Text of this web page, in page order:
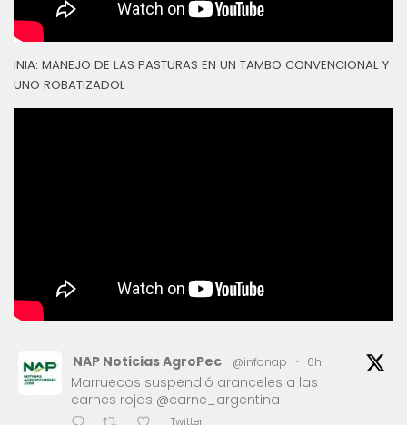
INIA: MANEJO DE LAS PASTURAS EN UN TAMBO CONVENCIONAL Y
UNO ROBATIZADOL
NAP Noticias AgroPec @infonap · 6h
Marruecos suspendió aranceles a las
carnes rojas @carne_argentina
Twitter